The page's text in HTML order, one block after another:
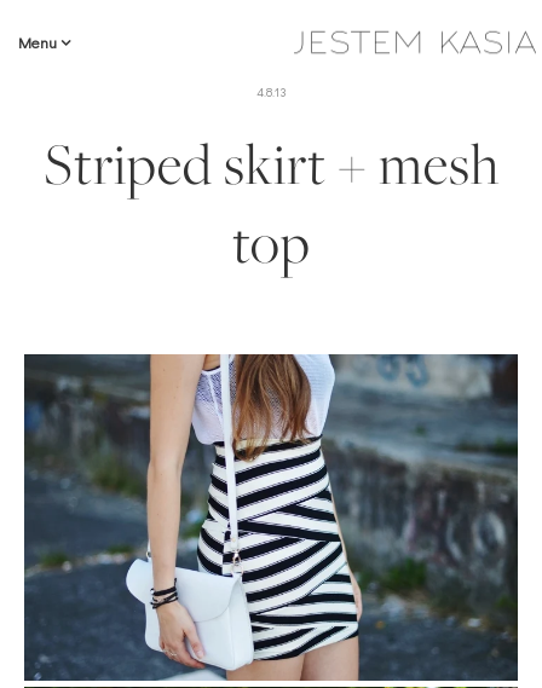
Menu
4.8.13
Striped skirt + mesh
top